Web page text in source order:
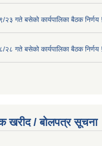
२३ गते बसेको कार्यपालिका बैठक निर्णय
२८ गते बसेको कार्यपालिका बैठक निर्णय
खरीद / बोलपत्र सूचना